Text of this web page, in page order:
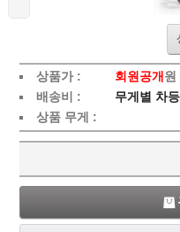
상품가 : 회원공개 원
배송비 :
무게별 차등
상품 무게 :